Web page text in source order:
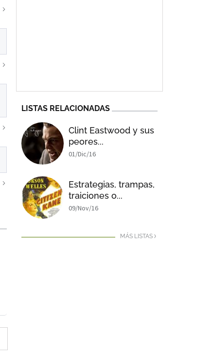
LISTAS RELACIONADAS
Clint Eastwood y sus
peores...
01/Dic/16
Estrategias, trampas,
traiciones o...
09/Nov/16
MÁS LISTAS